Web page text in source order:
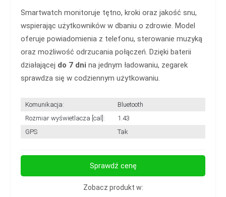
Smartwatch monitoruje tętno, kroki oraz jakość snu,
wspierając użytkowników w dbaniu o zdrowie. Model
oferuje powiadomienia z telefonu, sterowanie muzyką
oraz możliwość odrzucania połączeń. Dzięki baterii
działającej do 7 dni na jednym ładowaniu, zegarek
sprawdza się w codziennym użytkowaniu.
Komunikacja:
Bluetooth
Rozmiar wyświetlacza [cal]:
1.43
GPS
Tak
Sprawdź cenę
Zobacz produkt w: